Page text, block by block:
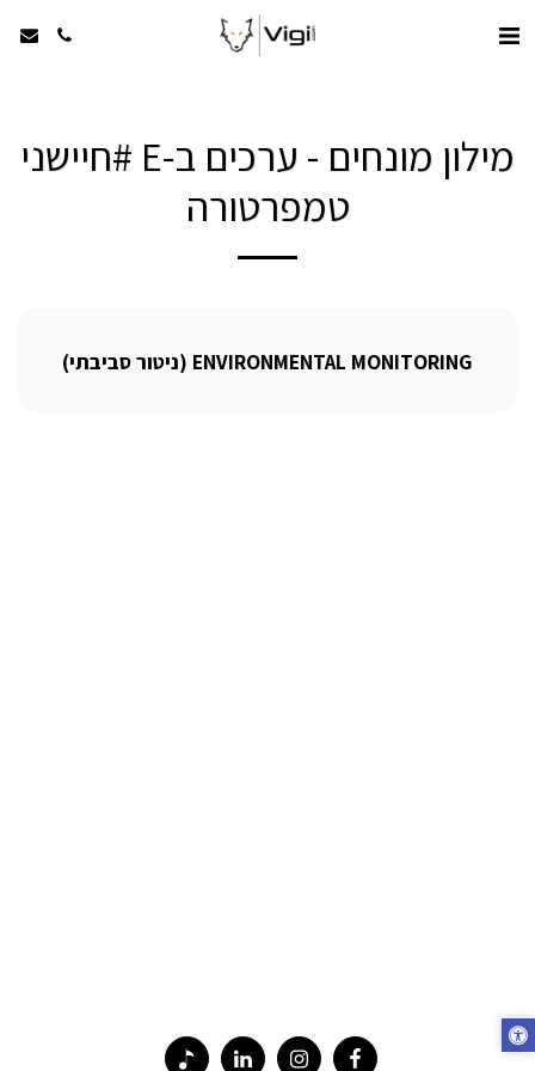
מילון מונחים - ערכים ב-E #חיישני
טמפרטורה
ENVIRONMENTAL MONITORING (ניטור סביבתי)